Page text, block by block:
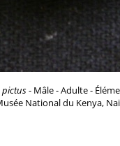
pictus- Mâle - Adulte -
National du Kenya,